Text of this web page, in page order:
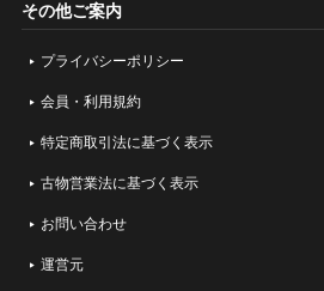
その他ご案内
プライバシーポリシー
会員・利用規約
特定商取引法に基づく表示
古物営業法に基づく表示
お問い合わせ
運営元